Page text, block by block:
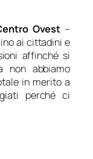
Ovest –
ai cittadini e
affinché si
non abbiamo
in merito a
perché ci